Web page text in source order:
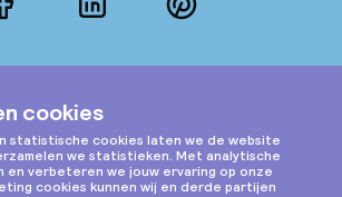
FacebookLinkedInPinterest
Instagram